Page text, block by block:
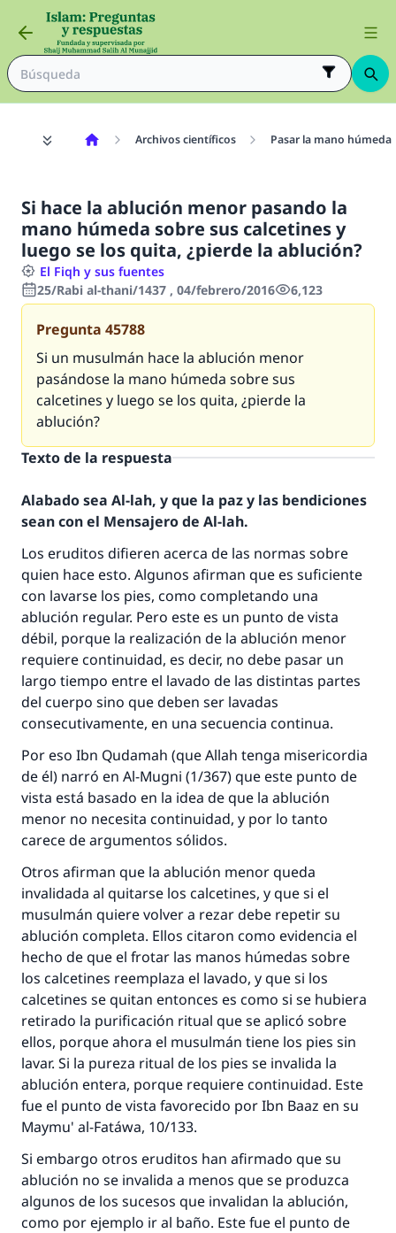
Archivos científicos Pasar la mano húmeda
Si hace la ablución menor pasando la
mano húmeda sobre sus calcetines y
luego se los quita, ¿pierde la ablución?
El Fiqh y sus fuentes
25/Rabi al-thani/1437 , 04/febrero/2016
6,123
Pregunta 45788
Si un musulmán hace la ablución menor
pasándose la mano húmeda sobre sus
calcetines y luego se los quita, ¿pierde la
ablución?
Texto de la respuesta
Alabado sea Al-lah, y que la paz y las bendiciones
sean con el Mensajero de Al-lah.
Los eruditos difieren acerca de las normas sobre
quien hace esto. Algunos afirman que es suficiente
con lavarse los pies, como completando una
ablución regular. Pero este es un punto de vista
débil, porque la realización de la ablución menor
requiere continuidad, es decir, no debe pasar un
largo tiempo entre el lavado de las distintas partes
del cuerpo sino que deben ser lavadas
consecutivamente, en una secuencia continua.
Por eso Ibn Qudamah (que Allah tenga misericordia
de él) narró en Al-Mugni (1/367) que este punto de
vista está basado en la idea de que la ablución
menor no necesita continuidad, y por lo tanto
carece de argumentos sólidos.
Otros afirman que la ablución menor queda
invalidada al quitarse los calcetines, y que si el
musulmán quiere volver a rezar debe repetir su
ablución completa. Ellos citaron como evidencia el
hecho de que el frotar las manos húmedas sobre
los calcetines reemplaza el lavado, y que si los
calcetines se quitan entonces es como si se hubiera
retirado la purificación ritual que se aplicó sobre
ellos, porque ahora el musulmán tiene los pies sin
lavar. Si la pureza ritual de los pies se invalida la
ablución entera, porque requiere continuidad. Este
fue el punto de vista favorecido por Ibn Baaz en su
Maymu' al-Fatáwa, 10/133.
Si embargo otros eruditos han afirmado que su
ablución no se invalida a menos que se produzca
algunos de los sucesos que invalidan la ablución,
como por ejemplo ir al baño. Este fue el punto de